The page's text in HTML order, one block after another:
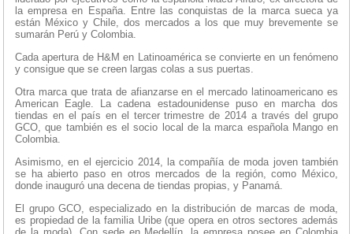
la empresa en España. Entre las conquistas de la marca sueca ya
están México y Chile, dos mercados a los que muy brevemente se
sumarán Perú y Colombia.
Cada apertura de H&M en Latinoamérica se convierte en un fenómeno
y consigue que se creen largas colas a sus puertas.
Otra marca que trata de afianzarse en el mercado latinoamericano es
American Eagle. La cadena estadounidense puso en marcha dos
tiendas en el país en el tercer trimestre de 2014 a través del grupo
GCO, que también es el socio local de la marca española Mango en
Colombia.
Asimismo, en el ejercicio 2014, la compañía de moda joven también
se ha abierto paso en otros mercados de la región, como México,
donde inauguró una decena de tiendas propias, y Panamá.
El grupo GCO, especializado en la distribución de marcas de moda,
es propiedad de la familia Uribe (que opera en otros sectores además